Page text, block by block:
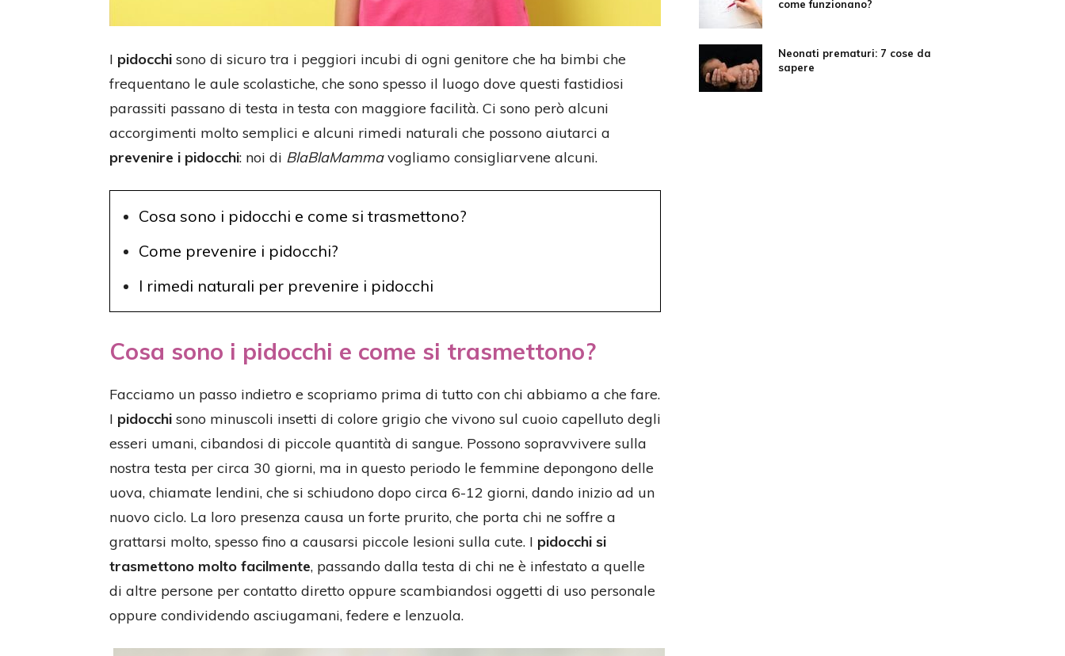
I pidocchi sono di sicuro tra i peggiori incubi di ogni genitore che ha bimbi che
frequentano le aule scolastiche, che sono spesso il luogo dove questi fastidiosi
parassiti passano di testa in testa con maggiore facilità. Ci sono però alcuni
accorgimenti molto semplici e alcuni rimedi naturali che possono aiutarci a
prevenire i pidocchi: noi di BlaBlaMammavogliamo consigliarvene alcuni.
Cosa sono i pidocchi e come si trasmettono?
Come prevenire i pidocchi?
I rimedi naturali per prevenire i pidocchi
Cosa sono i pidocchi e come si trasmettono?
Facciamo un passo indietro e scopriamo prima di tutto con chi abbiamo a che fare.
I pidocchi sono minuscoli insetti di colore grigio che vivono sul cuoio capelluto degli
esseri umani, cibandosi di piccole quantità di sangue. Possono sopravvivere sulla
nostra testa per circa 30 giorni, ma in questo periodo le femmine depongono delle
uova, chiamate lendini, che si schiudono dopo circa 6-12 giorni, dando inizio ad un
nuovo ciclo. La loro presenza causa un forte prurito, che porta chi ne soffre a
grattarsi molto, spesso fino a causarsi piccole lesioni sulla cute. I pidocchi si
trasmettono molto facilmente, passando dalla testa di chi ne è infestato a quelle
di altre persone per contatto diretto oppure scambiandosi oggetti di uso personale
oppure condividendo asciugamani, federe e lenzuola.
come funzionano?
Neonati prematuri: 7 cose da
sapere